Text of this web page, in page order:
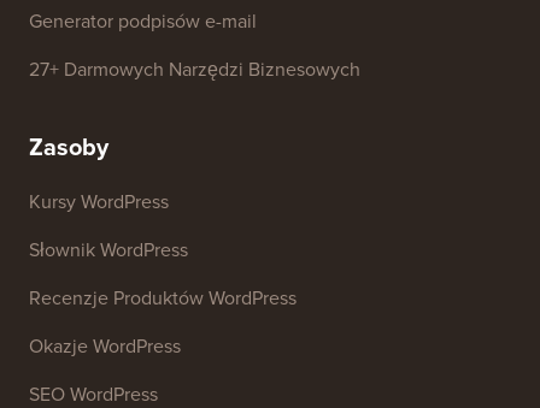
Generator podpisów e-mail
27+ Darmowych Narzędzi Biznesowych
Zasoby
Kursy WordPress
Słownik WordPress
Recenzje Produktów WordPress
Okazje WordPress
SEO WordPress